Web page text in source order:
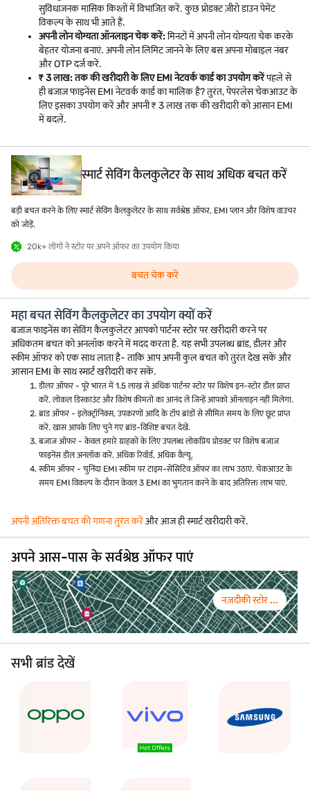
सुविधाजनक मासिक किश्तों में विभाजित करें. कुछ प्रोडक्ट ज़ीरो डाउन पेमेंट
विकल्प के साथ भी आते हैं.
अपनी लोन योग्यता ऑनलाइन चेक करें:मिनटों में अपनी लोन योग्यता चेक करके
बेहतर योजना बनाएं. अपनी लोन लिमिट जानने के लिए बस अपना मोबाइल नंबर
और OTP दर्ज करें.
₹ 3 लाख: तक की खरीदारी के लिए EMI नेटवर्क कार्ड का उपयोग करेंपहले से
ही बजाज फाइनेंस EMI नेटवर्क कार्ड का मालिक है? तुरंत, पेपरलेस चेकआउट के
लिए इसका उपयोग करें और अपनी ₹ 3 लाख तक की खरीदारी को आसान EMI
में बदलें.
स्मार्ट सेविंग कैलकुलेटर के साथ अधिक बचत करें
बड़ी बचत करने के लिए स्मार्ट सेविंग कैलकुलेटर के साथ सर्वश्रेष्ठ ऑफर, EMI प्लान और विशेष वाउचर
को जोड़ें.
20k+ लोगों ने स्टोर पर अपने ऑफर का उपयोग किया
बचत चेक करें
महा बचत सेविंग कैलकुलेटर का उपयोग क्यों करें
बजाज फाइनेंस का सेविंग कैलकुलेटर आपको पार्टनर स्टोर पर खरीदारी करने पर
अधिकतम बचत को अनलॉक करने में मदद करता है. यह सभी उपलब्ध ब्रांड, डीलर और
स्कीम ऑफर को एक साथ लाता है- ताकि आप अपनी कुल बचत को तुरंत देख सकें और
आसान EMI के साथ स्मार्ट खरीदारी कर सकें.
डीलर ऑफर - पूरे भारत में 1.5 लाख से अधिक पार्टनर स्टोर पर विशेष इन-स्टोर डील प्राप्त
करें. लोकल डिस्काउंट और विशेष कीमतों का आनंद लें जिन्हें आपको ऑनलाइन नहीं मिलेगा.
ब्रांड ऑफर - इलेक्ट्रॉनिक्स, उपकरणों आदि के टॉप ब्रांडों से सीमित समय के लिए छूट प्राप्त
करें. खास आपके लिए चुने गए ब्रांड-विशिष्ट बचत देखें.
बजाज ऑफर - केवल हमारे ग्राहकों के लिए उपलब्ध लोकप्रिय प्रोडक्ट पर विशेष बजाज
फाइनेंस डील अनलॉक करें. अधिक रिवॉर्ड, अधिक वैल्यू.
स्कीम ऑफर - चुनिंदा EMI स्कीम पर टाइम-सेंसिटिव ऑफर का लाभ उठाएं. चेकआउट के
समय EMI विकल्प के दौरान केवल 3 EMI का भुगतान करने के बाद अतिरिक्त लाभ पाएं.
अपनी अतिरिक्त बचत की गणना तुरंत करेंऔर आज ही स्मार्ट खरीदारी करें.
अपने आस-पास के सर्वश्रेष्ठ ऑफर पाएं
नज़दीकी स्टोर ...
सभी ब्रांड देखें